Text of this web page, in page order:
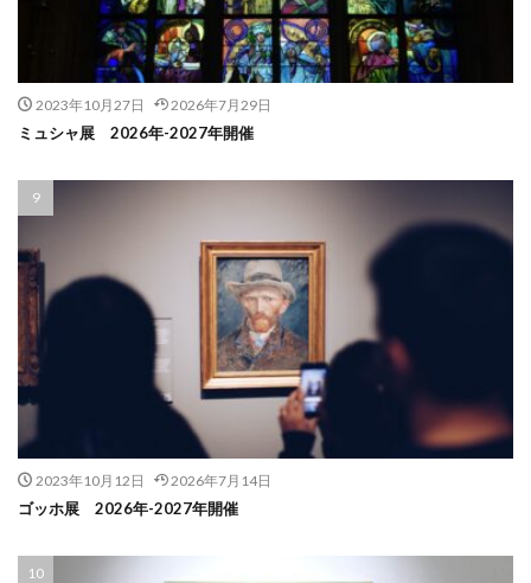
2023年10月27日 2026年7月29日
ミュシャ展 2026年-2027年開催
2023年10月12日 2026年7月14日
ゴッホ展 2026年-2027年開催